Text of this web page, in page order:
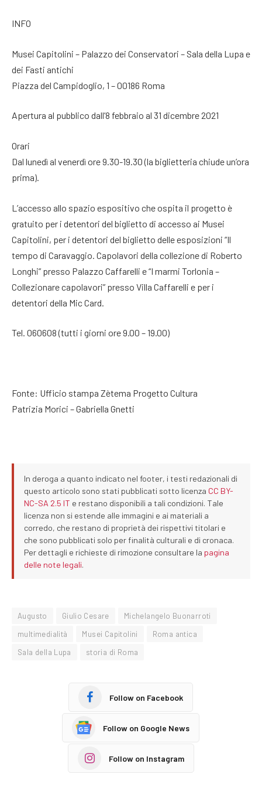
INFO
Musei Capitolini – Palazzo dei Conservatori – Sala della Lupa e
dei Fasti antichi
Piazza del Campidoglio, 1 – 00186 Roma
Apertura al pubblico dall’8 febbraio al 31 dicembre 2021
Orari
Dal lunedì al venerdì ore 9.30-19.30 (la biglietteria chiude un’ora
prima).
L’accesso allo spazio espositivo che ospita il progetto è
gratuito per i detentori del biglietto di accesso ai Musei
Capitolini, per i detentori del biglietto delle esposizioni “Il
tempo di Caravaggio. Capolavori della collezione di Roberto
Longhi” presso Palazzo Caffarelli e “I marmi Torlonia –
Collezionare capolavori” presso Villa Caffarelli e per i
detentori della Mic Card.
Tel. 060608 (tutti i giorni ore 9.00 – 19.00)
Fonte: Ufficio stampa Zètema Progetto Cultura
Patrizia Morici – Gabriella Gnetti
In deroga a quanto indicato nel footer, i testi redazionali di
questo articolo sono stati pubblicati sotto licenza CC BY-
NC-SA 2.5 IT e restano disponibili a tali condizioni. Tale
licenza non si estende alle immagini e ai materiali a
corredo, che restano di proprietà dei rispettivi titolari e
che sono pubblicati solo per finalità culturali e di cronaca.
Per dettagli e richieste di rimozione consultare la pagina
delle note legali.
Augusto Giulio Cesare
Michelangelo Buonarroti
multimedialità
Musei Capitolini
Roma antica
Sala della Lupa
storia di Roma
Follow on Facebook
Follow on Google News
Follow on Instagram